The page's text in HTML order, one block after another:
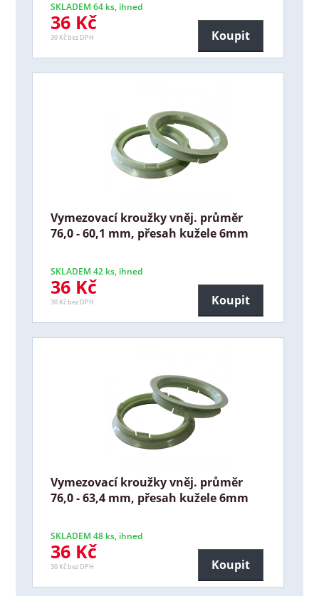
SKLADEM 64 ks, ihned
36 Kč
30 Kč bez DPH Koupit
Vymezovací kroužky vněj. průměr
76,0 - 60,1 mm, přesah kužele 6mm
SKLADEM 42 ks, ihned
36 Kč
30 Kč bez DPH Koupit
Vymezovací kroužky vněj. průměr
76,0 - 63,4 mm, přesah kužele 6mm
SKLADEM 48 ks, ihned
36 Kč
30 Kč bez DPH Koupit